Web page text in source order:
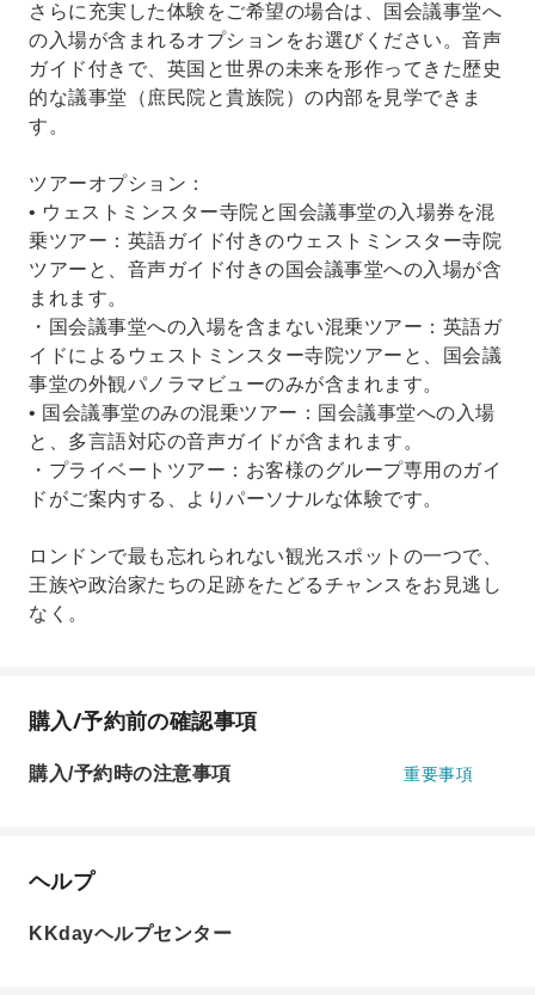
さらに充実した体験をご希望の場合は、国会議事堂へ
の入場が含まれるオプションをお選びください。音声
ガイド付きで、英国と世界の未来を形作ってきた歴史
的な議事堂（庶民院と貴族院）の内部を見学できま
す。
ツアーオプション：
• ウェストミンスター寺院と国会議事堂の入場券を混
乗ツアー：英語ガイド付きのウェストミンスター寺院
ツアーと、音声ガイド付きの国会議事堂への入場が含
まれます。
・国会議事堂への入場を含まない混乗ツアー：英語ガ
イドによるウェストミンスター寺院ツアーと、国会議
事堂の外観パノラマビューのみが含まれます。
• 国会議事堂のみの混乗ツアー：国会議事堂への入場
と、多言語対応の音声ガイドが含まれます。
・プライベートツアー：お客様のグループ専用のガイ
ドがご案内する、よりパーソナルな体験です。
ロンドンで最も忘れられない観光スポットの一つで、
王族や政治家たちの足跡をたどるチャンスをお見逃し
なく。
購入/予約前の確認事項
購入/予約時の注意事項 重要事項
ヘルプ
KKdayヘルプセンター